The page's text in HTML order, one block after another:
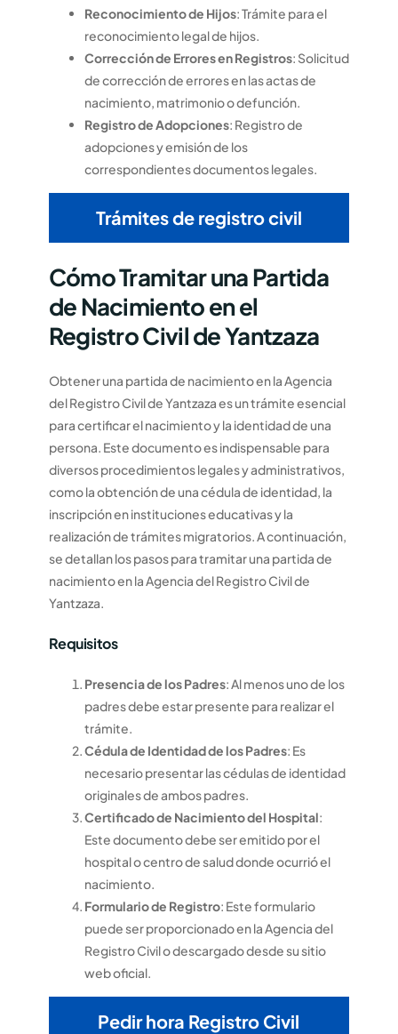
Reconocimiento de Hijos: Trámite para el
reconocimiento legal de hijos.
Corrección de Errores en Registros: Solicitud
de corrección de errores en las actas de
nacimiento, matrimonio o defunción.
Registro de Adopciones: Registro de
adopciones y emisión de los
correspondientes documentos legales.
Trámites de registro civil
Cómo Tramitar una Partida
de Nacimiento en el
Registro Civil de Yantzaza
Obtener una partida de nacimiento en la Agencia
del Registro Civil de Yantzaza es un trámite esencial
para certificar el nacimiento y la identidad de una
persona. Este documento es indispensable para
diversos procedimientos legales y administrativos,
como la obtención de una cédula de identidad, la
inscripción en instituciones educativas y la
realización de trámites migratorios. A continuación,
se detallan los pasos para tramitar una partida de
nacimiento en la Agencia del Registro Civil de
Yantzaza.
Requisitos
Presencia de los Padres: Al menos uno de los
padres debe estar presente para realizar el
trámite.
Cédula de Identidad de los Padres: Es
necesario presentar las cédulas de identidad
originales de ambos padres.
Certificado de Nacimiento del Hospital:
Este documento debe ser emitido por el
hospital o centro de salud donde ocurrió el
nacimiento.
Formulario de Registro: Este formulario
puede ser proporcionado en la Agencia del
Registro Civil o descargado desde su sitio
web oficial.
Pedir hora Registro Civil